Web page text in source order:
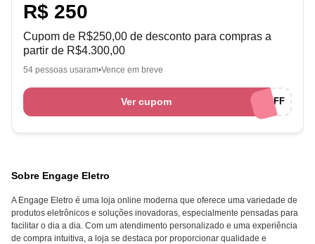
R$ 250
Cupom de R$250,00 de desconto para compras a
partir de R$4.300,00
54 pessoas usaram Vence em breve
Ver cupom ENGAGE250OFF
Sobre Engage Eletro
A Engage Eletro é uma loja online moderna que oferece uma variedade de
produtos eletrônicos e soluções inovadoras, especialmente pensadas para
facilitar o dia a dia. Com um atendimento personalizado e uma experiência
de compra intuitiva, a loja se destaca por proporcionar qualidade e